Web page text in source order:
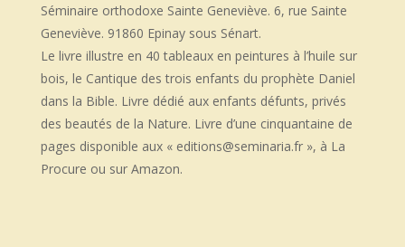
Séminaire orthodoxe Sainte Geneviève. 6, rue Sainte
Geneviève. 91860 Epinay sous Sénart.
Le livre illustre en 40 tableaux en peintures à l’huile sur
bois, le Cantique des trois enfants du prophète Daniel
dans la Bible. Livre dédié aux enfants défunts, privés
des beautés de la Nature. Livre d’une cinquantaine de
pages disponible aux « editions@seminaria.fr », à La
Procure ou sur Amazon.